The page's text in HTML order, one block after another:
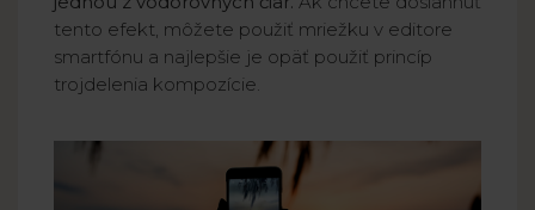
tento efekt, môžete použiť mriežku v editore
smartfónu a najlepšie je opäť použiť princíp
trojdelenia kompozície.